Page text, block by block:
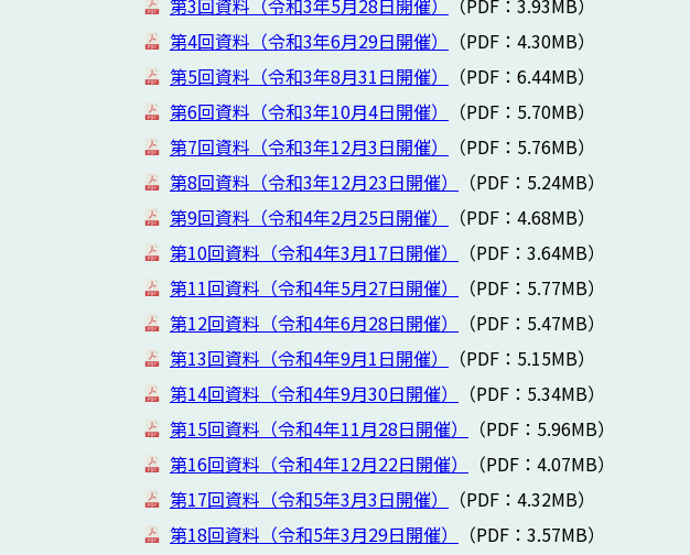
第3回資料（令和3年5月28日開催）
（PDF：3.93MB）
第4回資料（令和3年6月29日開催）
（PDF：4.30MB）
第5回資料（令和3年8月31日開催）
（PDF：6.44MB）
第6回資料（令和3年10月4日開催）
（PDF：5.70MB）
第7回資料（令和3年12月3日開催）
（PDF：5.76MB）
第8回資料（令和3年12月23日開催）
（PDF：5.24MB）
第9回資料（令和4年2月25日開催）
（PDF：4.68MB）
第10回資料（令和4年3月17日開催）
（PDF：3.64MB）
第11回資料（令和4年5月27日開催）
（PDF：5.77MB）
第12回資料（令和4年6月28日開催）
（PDF：5.47MB）
第13回資料（令和4年9月1日開催）
（PDF：5.15MB）
第14回資料（令和4年9月30日開催）
（PDF：5.34MB）
第15回資料（令和4年11月28日開催）
（PDF：5.96MB）
第16回資料（令和4年12月22日開催）
（PDF：4.07MB）
第17回資料（令和5年3月3日開催）
（PDF：4.32MB）
第18回資料（令和5年3月29日開催）
（PDF：3.57MB）